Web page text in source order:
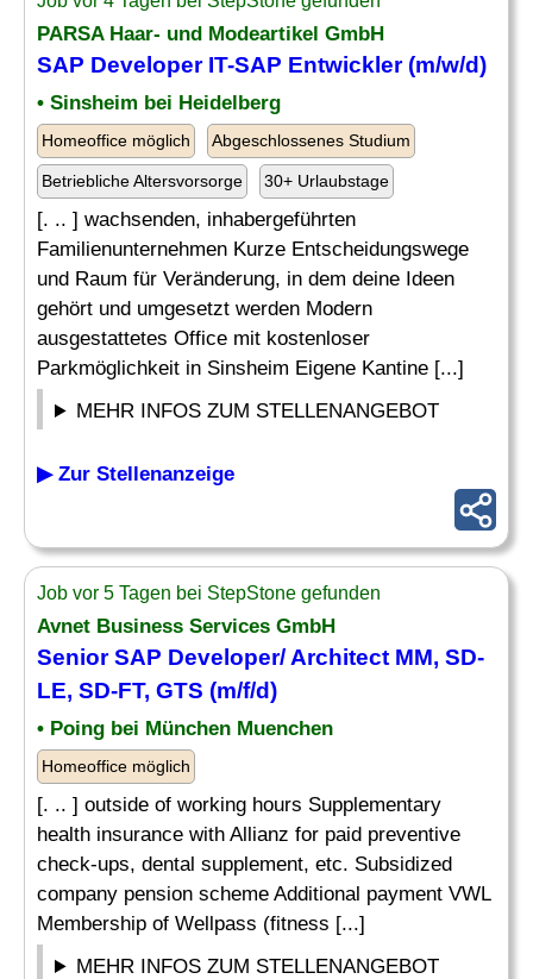
PARSA Haar- und Modeartikel GmbH
SAP DeveloperIT-SAP Entwickler (m/w/d)
• Sinsheim bei Heidelberg
Homeoffice möglich Abgeschlossenes Studium
Betriebliche Altersvorsorge 30+ Urlaubstage
[. .. ] wachsenden, inhabergeführten
Familienunternehmen Kurze Entscheidungswege
und Raum für Veränderung, in dem deine Ideen
gehört und umgesetzt werden Modern
ausgestattetes Office mit kostenloser
Parkmöglichkeit in Sinsheim Eigene Kantine [...]
MEHR INFOS ZUM STELLENANGEBOT
▶ Zur Stellenanzeige
Job vor 5 Tagen bei StepStone gefunden
Avnet Business Services GmbH
Senior SAP Developer/ Architect MM, SD-
LE, SD-FT, GTS (m/f/d)
• Poing bei München Muenchen
Homeoffice möglich
[. .. ] outside of working hours Supplementary
health insurance with Allianz for paid preventive
check-ups, dental supplement, etc. Subsidized
company pension scheme Additional payment VWL
Membership of Wellpass (fitness [...]
MEHR INFOS ZUM STELLENANGEBOT